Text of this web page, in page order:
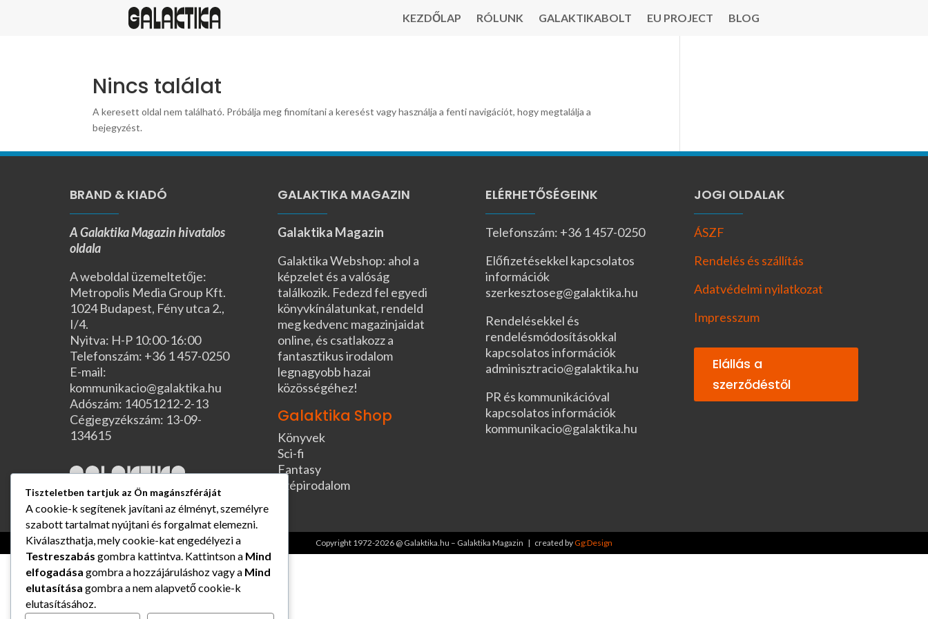
KEZDŐLAP RÓLUNK GALAKTIKABOLT EU PROJECT BLOG
Nincs találat
A keresett oldal nem található. Próbálja meg finomítani a keresést vagy használja a fenti navigációt, hogy megtalálja a
bejegyzést.
BRAND & KIADÓ
A Galaktika Magazin hivatalos
oldala
A weboldal üzemeltetője:
Metropolis Media Group Kft.
1024 Budapest, Fény utca 2.,
I/4.
Nyitva: H-P 10:00-16:00
Telefonszám: +36 1 457-0250
E-mail:
kommunikacio@galaktika.hu
Adószám: 14051212-2-13
Cégjegyzékszám: 13-09-
134615
GALAKTIKA MAGAZIN
Galaktika Magazin
Galaktika Webshop: ahol a
képzelet és a valóság
találkozik. Fedezd fel egyedi
könyvkínálatunkat, rendeld
meg kedvenc magazinjaidat
online, és csatlakozz a
fantasztikus irodalom
legnagyobb hazai
közösségéhez!
Galaktika Shop
Könyvek
Sci-fi
Fantasy
Szépirodalom
ELÉRHETŐSÉGEINK
Telefonszám: +36 1 457-0250
Előfizetésekkel kapcsolatos
információk
szerkesztoseg@galaktika.hu
Rendelésekkel és
rendelésmódosításokkal
kapcsolatos információk
adminisztracio@galaktika.hu
PR és kommunikációval
kapcsolatos információk
kommunikacio@galaktika.hu
JOGI OLDALAK
ÁSZF
Rendelés és szállítás
Adatvédelmi nyilatkozat
Impresszum
Elállás a
szerződéstől
Copyright 1972-2026 @ Galaktika.hu – Galaktika Magazin | created byGg:Design
Tiszteletben tartjuk az Ön magánszféráját
A cookie-k segítenek javítani az élményt, személyre
szabott tartalmat nyújtani és forgalmat elemezni.
Kiválaszthatja, mely cookie-kat engedélyezi a
Testreszabás gombra kattintva. Kattintson a Mind
elfogadása gombra a hozzájáruláshoz vagy a Mind
elutasítása gombra a nem alapvető cookie-k
elutasításához.